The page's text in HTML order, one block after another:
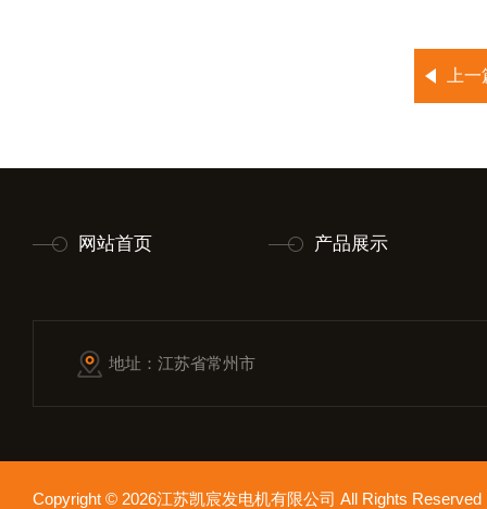
上
网站首页 产品展示
地址：江苏省常州市
Copyright © 2026江苏凯宸发电机有限公司 All Rights